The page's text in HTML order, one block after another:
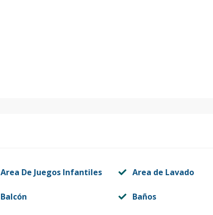
Area De Juegos Infantiles Area de Lavado
Balcón Baños